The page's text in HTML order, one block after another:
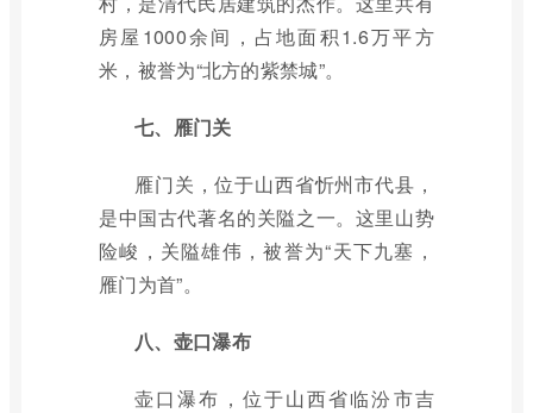
房屋1000余间，占地面积1.6万平方
米，被誉为“北方的紫禁城”。
七、雁门关
雁门关，位于山西省忻州市代县，
是中国古代著名的关隘之一。这里山势
险峻，关隘雄伟，被誉为“天下九塞，
雁门为首”。
八、壶口瀑布
壶口瀑布，位于山西省临汾市吉